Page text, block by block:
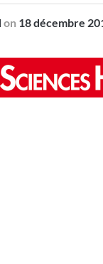
on 18 décembre